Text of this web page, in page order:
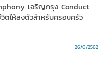
เจริญกรุง Conduct
ตให้ลงตัวสำหรับครอบครัว
26/0/2562